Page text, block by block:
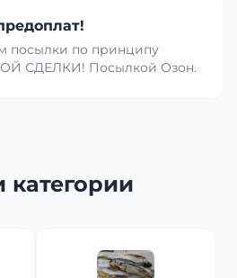
посылки по принципу
СДЕЛКИ! Посылкой Озон.